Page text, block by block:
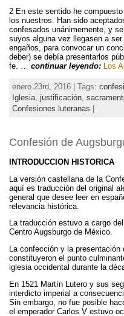
2 En este sentido he
los nuestros. Han sido
confesados unánimemente, y
suyos alguna vez llegasen a
engaños, para convocar un
deber) se debía presentarlos
fe. … continuar leyendo: Los
enero 23rd, 2016 | Tags:
Iglesia justificación
Confesiones luteranas
Confesión de
INTRODUCCION HISTORICA
La versión castellana de la
aquí es traducción del original
general que desee leer en
relevancia histórica.
La traducción estuvo a cargo
Centro Augsburgo de México.
La confección y la presentación
constituyeron el punto
iglesia occidental durante la
En 1521 Martín Lutero y sus
interdicto imperial a
Sin embargo, no fue posible
el emperador Carlos V estuvo